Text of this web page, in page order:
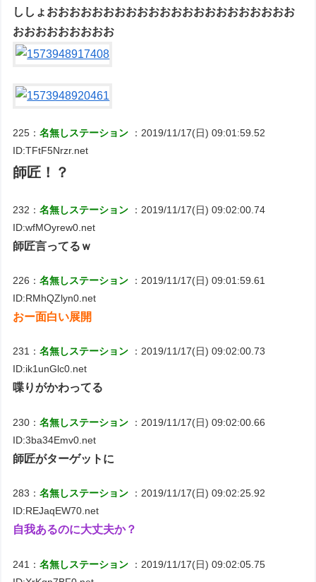
ししょおおおおおおおおおおおおおおおおおおおおおお
おおおおおおおおお
225：名無しステーション
：2019/11/17(日) 09:01:59.52
ID:TFtF5Nrzr.net
師匠！？
232：名無しステーション
：2019/11/17(日) 09:02:00.74
ID:wfMOyrew0.net
師匠言ってるｗ
226：名無しステーション
：2019/11/17(日) 09:01:59.61
ID:RMhQZlyn0.net
おー面白い展開
231：名無しステーション
：2019/11/17(日) 09:02:00.73
ID:ik1unGlc0.net
喋りがかわってる
230：名無しステーション
：2019/11/17(日) 09:02:00.66
ID:3ba34Emv0.net
師匠がターゲットに
283：名無しステーション
：2019/11/17(日) 09:02:25.92
ID:REJaqEW70.net
自我あるのに大丈夫か？
241：名無しステーション
：2019/11/17(日) 09:02:05.75